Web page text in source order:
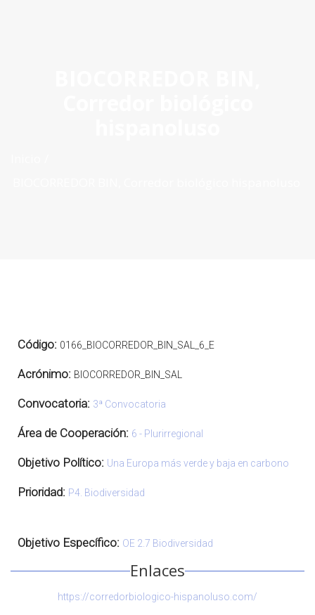
Código: 0166_BIOCORREDOR_BIN_SAL_6_E
Acrónimo: BIOCORREDOR_BIN_SAL
Convocatoria: 3ª Convocatoria
Área de Cooperación: 6 - Plurirregional
Objetivo Político: Una Europa más verde y baja en carbono
Prioridad: P4. Biodiversidad
Objetivo Específico: OE 2.7 Biodiversidad
Enlaces
https://corredorbiologico-hispanoluso.com/